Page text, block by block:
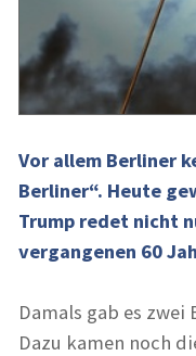
Vor allem Berliner
Berliner“. Heute
Trump redet nicht
vergangenen 60
Damals gab es zwei
Dazu kamen noch